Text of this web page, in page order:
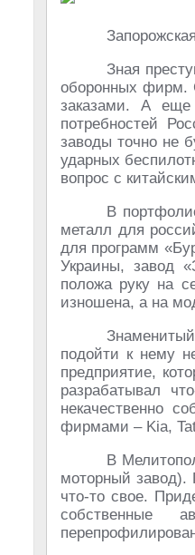
Зная
оборонных фирм.
заказами. А еще
потребностей
заводы точно не
ударных
вопрос с
В
металл для
для программ
Украины, завод
положа руку на
изношена, а на
подойти к нему
предприятие,
разрабатывал
некачественно
фирмами – Kia,
В
моторный завод).
что-то свое.
собственные